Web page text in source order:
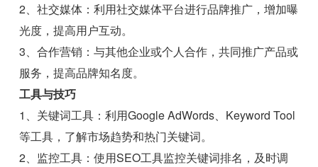
2、社交媒体：利用社交媒体平台进行品牌推广，增加曝
光度，提高用户互动。
3、合作营销：与其他企业或个人合作，共同推广产品或
服务，提高品牌知名度。
工具与技巧
1、关键词工具：利用Google AdWords、Keyword Tool
等工具，了解市场趋势和热门关键词。
2、监控工具：使用SEO工具监控关键词排名，及时调